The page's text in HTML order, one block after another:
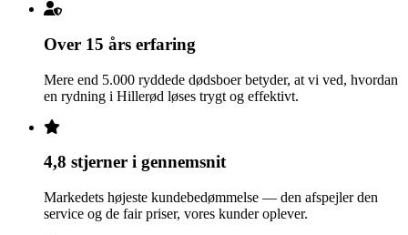
Over 15 års erfaring
Mere end 5.000 ryddede dødsboer betyder, at vi ved, hvordan
en rydning i Hillerød løses trygt og effektivt.
4,8 stjerner i gennemsnit
Markedets højeste kundebedømmelse — den afspejler den
service og de fair priser, vores kunder oplever.